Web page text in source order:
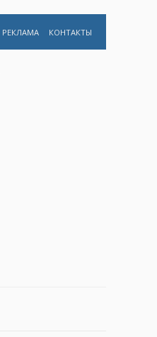
РЕКЛАМА КОНТАКТЫ